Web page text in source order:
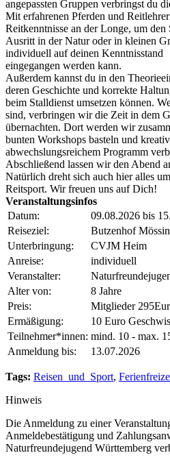
angepassten Gruppen verbringst du
Mit erfahrenen Pferden und
Reitkenntnisse an der Longe, um
Ausritt in der Natur oder in kleinen
individuell auf deinen Kenntnisstand
eingegangen werden kann.
Außerdem kannst du in den
deren Geschichte und korrekte
beim Stalldienst umsetzen können.
sind, verbringen wir die Zeit in dem
übernachten. Dort werden wir
bunten Workshops basteln und
abwechslungsreichem Programm
Abschließend lassen wir den Abend
Natürlich dreht sich auch hier alles
Reitsport. Wir freuen uns auf Dich!
Veranstaltungsinfos
Datum:
09.08.2026 bis
Reiseziel:
Butzenhof
Unterbringung:
CVJM Heim
Anreise:
individuell
Veranstalter:
Alter von:
8 Jahre
Preis:
Mitglieder
Ermäßigung:
10 Euro
Teilnehmer*innen: mind. 10 - max.
Anmeldung bis:
13.07.2026
Tags: Reisen_und_Sport,
Hinweis
Die Anmeldung zu einer
Anmeldebestätigung und
Naturfreundejugend Württemberg